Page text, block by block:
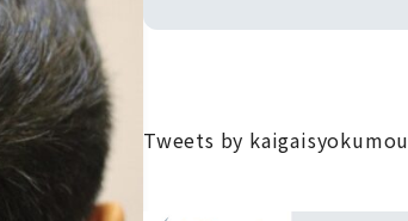
Tweets by kaigaisyokumou